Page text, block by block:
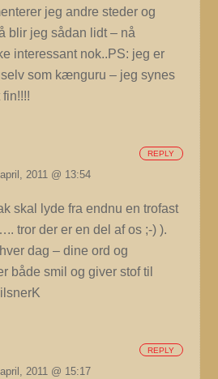
jeg andre steder og
blir jeg sådan lidt – nå
interessant nok..PS: jeg er
som kænguru – jeg synes
2011 @ 13:54
skal lyde fra endnu en trofast
tror der er en del af os ;-) ).
dag – dine ord og
både smil og giver stof til
REPLY
2011 @ 15:17
REPLY